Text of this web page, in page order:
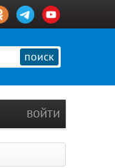
поиск
войти